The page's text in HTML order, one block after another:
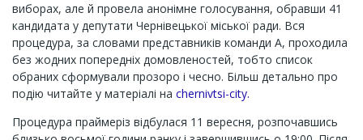
виборах, але й провела анонімне голосування, обравши 41
кандидата у депутати Чернівецької міської ради. Вся
процедура, за словами представників команди А, проходила
без жодних попередніх домовленостей, тобто список
обраних сформували прозоро і чесно. Більш детально про
подію читайте у матеріалі на chernivtsi-city.
Процедура праймеріз відбулася 11 вересня, розпочавшись